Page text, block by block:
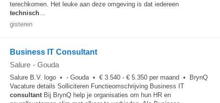
terechkomen. Het leuke aan deze omgeving is dat iedereen
technisch...
gisteren
Business IT Consultant
Salure - Gouda
Salure B.V. logo • - Gouda • € 3.540 - € 5.350 per maand • BrynQ
Vacature details Solliciteren Functieomschrijving Business IT
consultantBij BrynQ help je organisaties om hun HR en